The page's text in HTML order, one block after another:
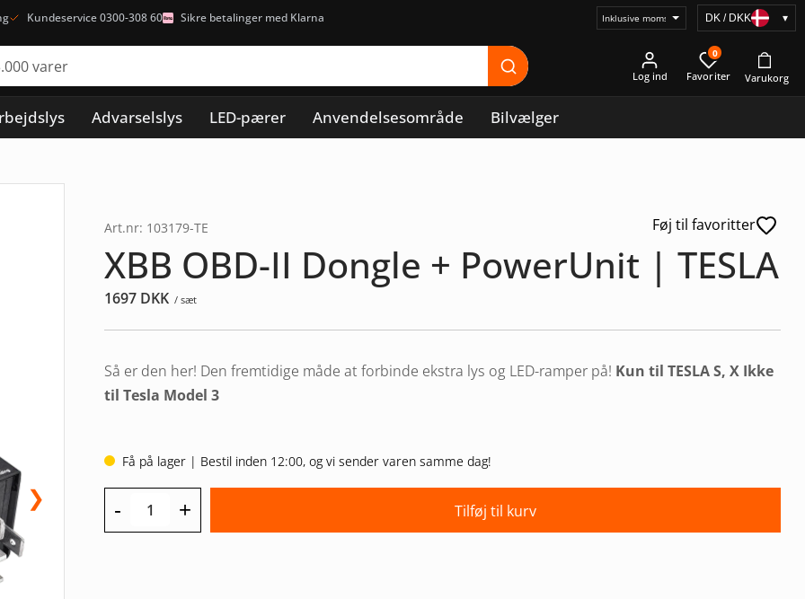
Kundeservice 0300-308 60 Sikre betalinger med Klarna
Vælg
DK / DKK ▾
Log ind
0
Advarselslys LED-pærer Anvendelsesområde Bilvælger
❯
Føj til favoritter
Art.nr: 103179-TE
XBB OBD-II Dongle + PowerUnit | TESLA
1697 DKK / sæt
Så er den her! Den fremtidige måde at forbinde ekstra lys og LED-ramper på! Kun til TESLA S, X Ikke
til Tesla Model 3
Få på lager | Bestil inden 12:00, og vi sender varen samme dag!
- + Tilføj til kurv